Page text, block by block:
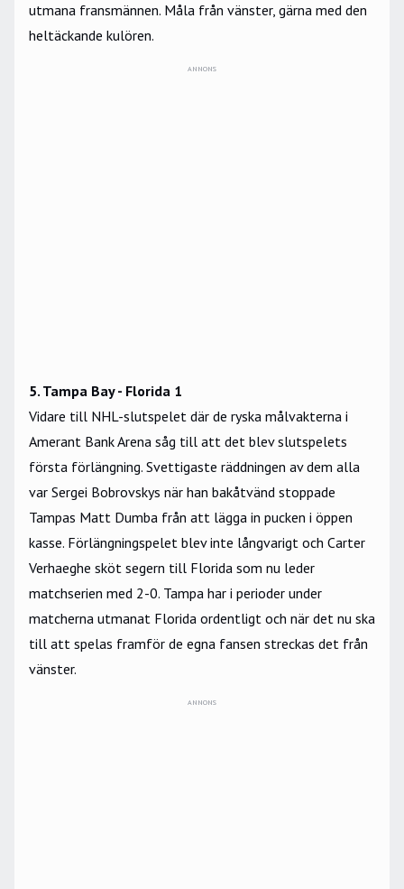
utmana fransmännen. Måla från vänster, gärna med den
heltäckande kulören.
ANNONS
5. Tampa Bay - Florida 1
Vidare till NHL-slutspelet där de ryska målvakterna i
Amerant Bank Arena såg till att det blev slutspelets
första förlängning. Svettigaste räddningen av dem alla
var Sergei Bobrovskys när han bakåtvänd stoppade
Tampas Matt Dumba från att lägga in pucken i öppen
kasse. Förlängningspelet blev inte långvarigt och Carter
Verhaeghe sköt segern till Florida som nu leder
matchserien med 2-0. Tampa har i perioder under
matcherna utmanat Florida ordentligt och när det nu ska
till att spelas framför de egna fansen streckas det från
vänster.
ANNONS